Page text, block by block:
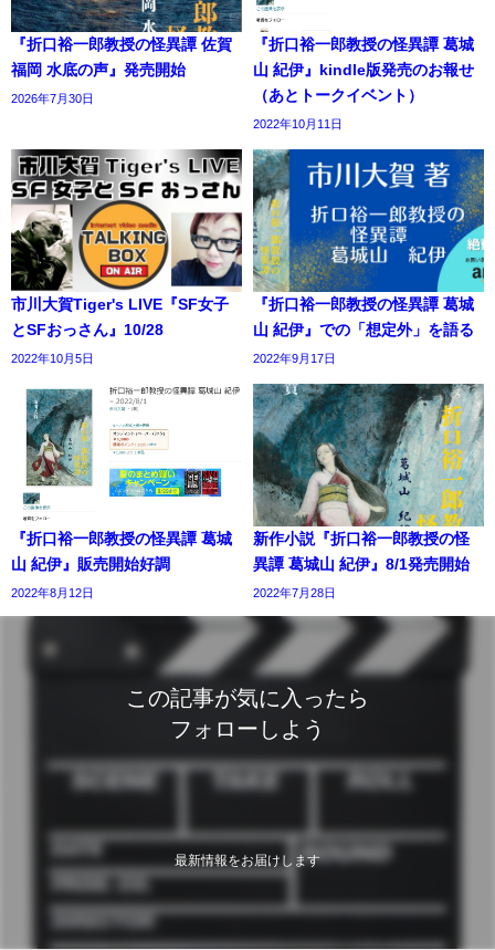
『折口裕一郎教授の怪異譚 佐賀
福岡 水底の声』発売開始
2026年7月30日
『折口裕一郎教授の怪異譚 葛城
山 紀伊』kindle版発売のお報せ
（あとトークイベント）
2022年10月11日
市川大賀Tiger's LIVE『SF女子
とSFおっさん』10/28
2022年10月5日
『折口裕一郎教授の怪異譚 葛城
山 紀伊』での「想定外」を語る
2022年9月17日
『折口裕一郎教授の怪異譚 葛城
山 紀伊』販売開始好調
2022年8月12日
新作小説『折口裕一郎教授の怪
異譚 葛城山 紀伊』8/1発売開始
2022年7月28日
この記事が気に入ったら
フォローしよう
最新情報をお届けします